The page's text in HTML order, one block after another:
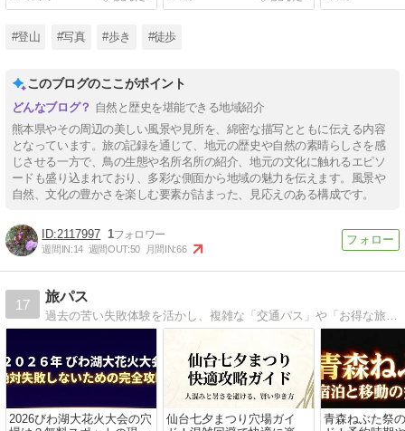
#登山 #写真 #歩き #徒歩
このブログのここがポイント
自然と歴史を堪能できる地域紹介
熊本県やその周辺の美しい風景や見所を、綿密な描写とともに伝える内容
となっています。旅の記録を通じて、地元の歴史や自然の素晴らしさを感
じさせる一方で、鳥の生態や名所名所の紹介、地元の文化に触れるエピソ
ードも盛り込まれており、多彩な側面から地域の魅力を伝えます。風景や
自然、文化の豊かさを楽しむ要素が詰まった、見応えのある構成です。
2117997 1
週間IN:14 週間OUT:50 月間IN:66
17
旅パス
2026びわ湖大花火大会の穴
仙台七夕まつり穴場ガイ
青森ねぶた祭